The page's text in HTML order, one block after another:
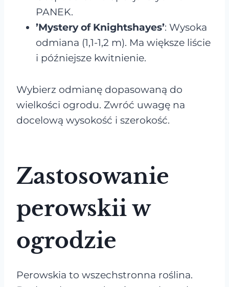
PANEK.
’Mystery of Knightshayes’: Wysoka
odmiana (1,1-1,2 m). Ma większe liście
i późniejsze kwitnienie.
Wybierz odmianę dopasowaną do
wielkości ogrodu. Zwróć uwagę na
docelową wysokość i szerokość.
Zastosowanie
perowskii w
ogrodzie
Perowskia to wszechstronna roślina.